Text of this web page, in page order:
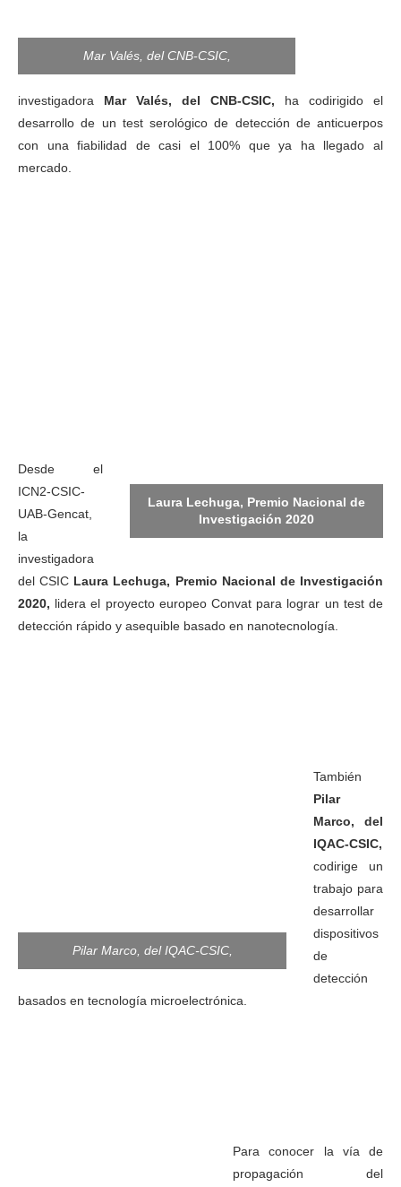
Mar Valés, del CNB-CSIC,
investigadora Mar Valés, del CNB-CSIC, ha codirigido el
desarrollo de un test serológico de detección de anticuerpos
con una fiabilidad de casi el 100% que ya ha llegado al
mercado.
Laura Lechuga, Premio Nacional de
Investigación 2020
Desde el
ICN2-CSIC-
UAB-Gencat,
la
investigadora
del CSIC Laura Lechuga, Premio Nacional de Investigación
2020, lidera el proyecto europeo Convat para lograr un test de
detección rápido y asequible basado en nanotecnología.
Pilar Marco, del IQAC-CSIC,
También
Pilar
Marco, del
IQAC-CSIC,
codirige un
trabajo para
desarrollar
dispositivos
de
detección
basados en tecnología microelectrónica.
Para conocer la vía de
propagación del